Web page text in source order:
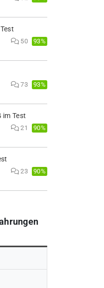
50 93%
73 93%
im Test
21 90%
23 90%